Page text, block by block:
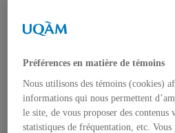
Laboratoires
Géographie à UQAM.tv
Revue de presse
Nous joindre
Préférences en matière de témoins
Nous utilisons des témoins (cookies)
informations qui nous permettent
le site, de vous proposer des contenus
statistiques de fréquentation, etc.